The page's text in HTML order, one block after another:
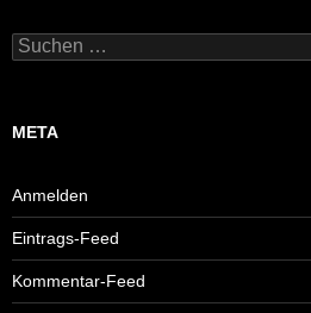
Suchen
nach:
META
Anmelden
Eintrags-Feed
Kommentar-Feed